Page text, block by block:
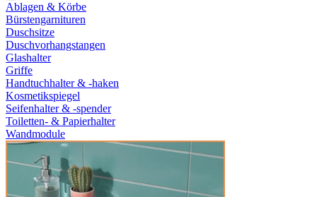
Ablagen & Körbe
Bürstengarnituren
Duschsitze
Duschvorhangstangen
Glashalter
Griffe
Handtuchhalter & -haken
Kosmetikspiegel
Seifenhalter & -spender
Toiletten- & Papierhalter
Wandmodule